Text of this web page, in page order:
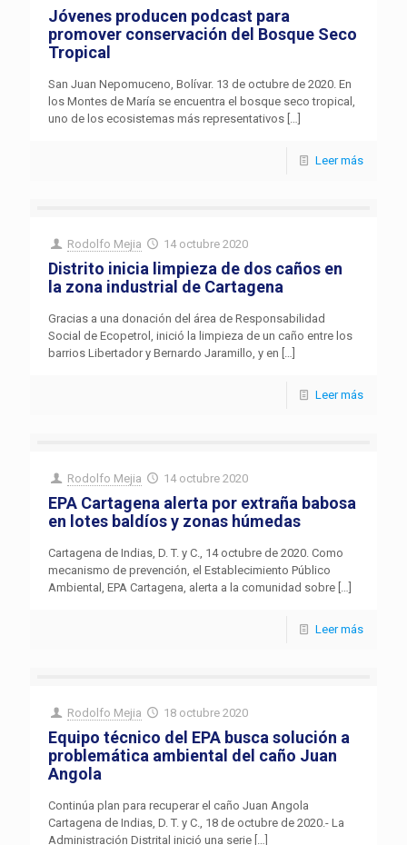
Jóvenes producen podcast para
promover conservación del Bosque Seco
Tropical
San Juan Nepomuceno, Bolívar. 13 de octubre de 2020. En
los Montes de María se encuentra el bosque seco tropical,
uno de los ecosistemas más representativos […]
Leer más
Rodolfo Mejia 14 octubre 2020
Distrito inicia limpieza de dos caños en
la zona industrial de Cartagena
Gracias a una donación del área de Responsabilidad
Social de Ecopetrol, inició la limpieza de un caño entre los
barrios Libertador y Bernardo Jaramillo, y en […]
Leer más
Rodolfo Mejia 14 octubre 2020
EPA Cartagena alerta por extraña babosa
en lotes baldíos y zonas húmedas
Cartagena de Indias, D. T. y C., 14 octubre de 2020. Como
mecanismo de prevención, el Establecimiento Público
Ambiental, EPA Cartagena, alerta a la comunidad sobre […]
Leer más
Rodolfo Mejia 18 octubre 2020
Equipo técnico del EPA busca solución a
problemática ambiental del caño Juan
Angola
Continúa plan para recuperar el caño Juan Angola
Cartagena de Indias, D. T. y C., 18 de octubre de 2020.- La
Administración Distrital inició una serie […]